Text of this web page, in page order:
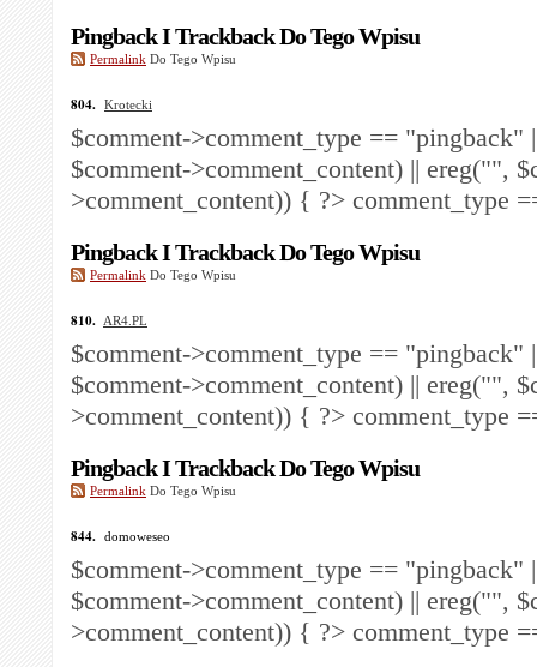
Pingback I Trackback Do Tego Wpisu
Permalink Do Tego Wpisu
804. Krotecki
$comment->comment_type == "pingback"
$comment->comment_content) || ereg("",
>comment_content)) { ?>
Pingback I Trackback Do Tego Wpisu
Permalink Do Tego Wpisu
810. AR4.PL
comment_type
$comment->comment_type == "pingback"
$comment->comment_content) || ereg("",
>comment_content)) { ?>
Pingback I Trackback Do Tego Wpisu
Permalink Do Tego Wpisu
844. domoweseo
comment_type
$comment->comment_type == "pingback"
$comment->comment_content) || ereg("",
>comment_content)) { ?> comment_type